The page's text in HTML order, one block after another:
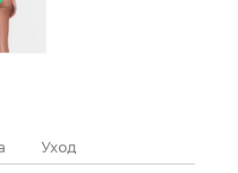
Уход